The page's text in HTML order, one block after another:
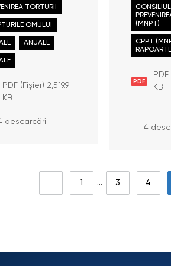
PDF (Fișier) 2,519.9
KB
TORTURII
OMULUI
ANUALE
descarcări
de 29
PDF
KB
(MNPT)
CPPT
4
1 … 3 4